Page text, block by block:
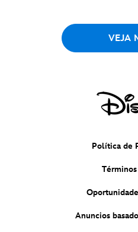
VEJA
Política de
Anuncios